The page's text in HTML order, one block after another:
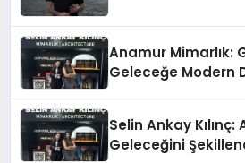
Anamur Mimarlık:
Geleceğe Modern
Selin Ankay Kılınç:
Geleceğini